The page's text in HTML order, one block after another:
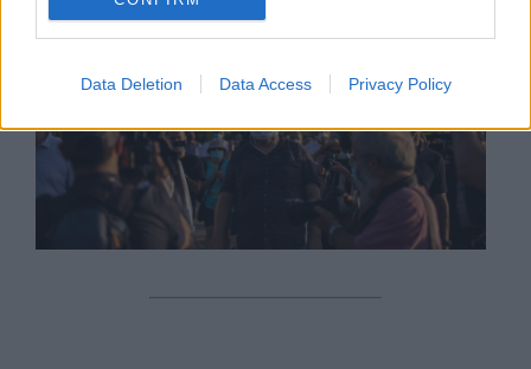
Data Deletion Data Access Privacy Policy